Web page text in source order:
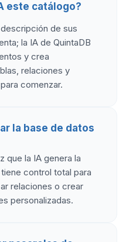
este catálogo?
de sus
la IA de QuintaDB
y crea
relaciones y
comenzar.
la base de datos
que la IA genera la
control total para
relaciones o crear
personalizadas.